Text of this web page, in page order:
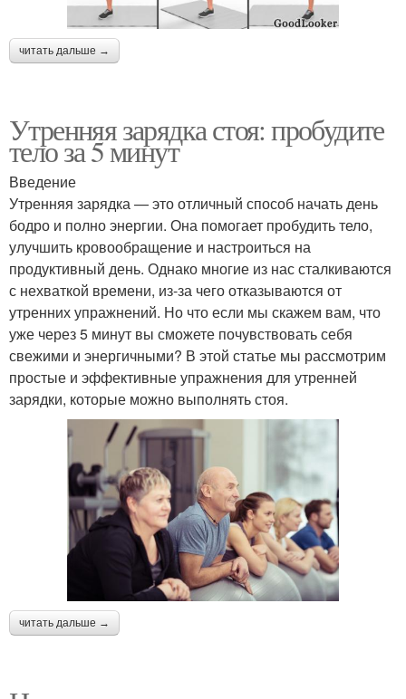
читать дальше →
Утренняя зарядка стоя: пробудите
тело за 5 минут
Введение
Утренняя зарядка — это отличный способ начать день
бодро и полно энергии. Она помогает пробудить тело,
улучшить кровообращение и настроиться на
продуктивный день. Однако многие из нас сталкиваются
с нехваткой времени, из-за чего отказываются от
утренних упражнений. Но что если мы скажем вам, что
уже через 5 минут вы сможете почувствовать себя
свежими и энергичными? В этой статье мы рассмотрим
простые и эффективные упражнения для утренней
зарядки, которые можно выполнять стоя.
читать дальше →